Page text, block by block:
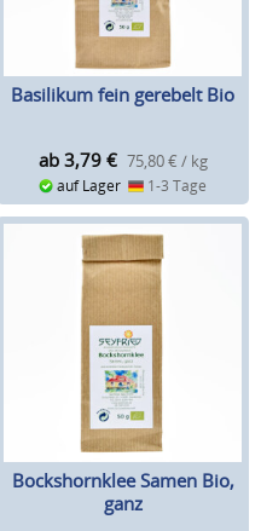
Basilikum fein gerebelt Bio
ab 3,79 € 75,80 € / kg
auf Lager 1-3 Tage
Bockshornklee Samen Bio,
ganz